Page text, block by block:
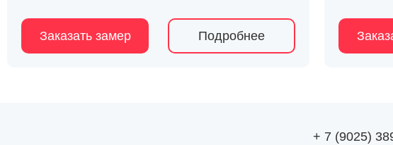
Заказать замер Подробнее
+ 7 (9025)